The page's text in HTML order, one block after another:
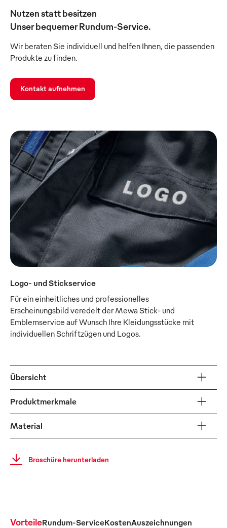
Nutzen statt besitzen
Unser bequemer Rundum-Service.
Wir beraten Sie individuell und helfen Ihnen, die passenden
Produkte zu finden.
Kontakt aufnehmen
Logo- und Stickservice
Für ein einheitliches und professionelles
Erscheinungsbild veredelt der Mewa Stick- und
Emblemservice auf Wunsch Ihre Kleidungsstücke mit
individuellen Schriftzügen und Logos.
Übersicht
Produktmerkmale
Material
Broschüre herunterladen
VorteileRundum-ServiceKostenAuszeichnungen